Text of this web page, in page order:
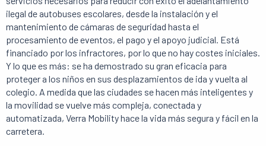
ilegal de autobuses escolares, desde la instalación y el
mantenimiento de cámaras de seguridad hasta el
procesamiento de eventos, el pago y el apoyo judicial. Está
financiado por los infractores, por lo que no hay costes iniciales.
Y lo que es más: se ha demostrado su gran eficacia para
proteger a los niños en sus desplazamientos de ida y vuelta al
colegio. A medida que las ciudades se hacen más inteligentes y
la movilidad se vuelve más compleja, conectada y
automatizada, Verra Mobility hace la vida más segura y fácil en la
carretera.